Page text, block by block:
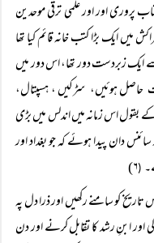
پروری اور اور علمی ترقی موحدین
میں ایک بڑا کتب خانہ قائم کیا تھا
ایک زبردست دور تھا، اس دور میں
حاصل ہوئیں، سڑکیں ، ہسپتال،
کے بقول اس زمانہ میں اندلس میں بڑی
دان پیدا ہوئے کہ جو بغداد اور
(۶)
کو سامنے رکھیں اور ذرا دل پہ
اور ابنِ رشد کا تقابل کرنے اور دن